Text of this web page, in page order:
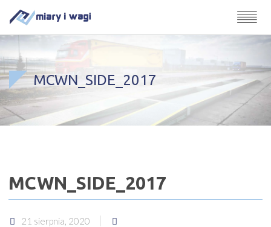
MCWN_SIDE_2017
MCWN_SIDE_2017
21 sierpnia, 2020